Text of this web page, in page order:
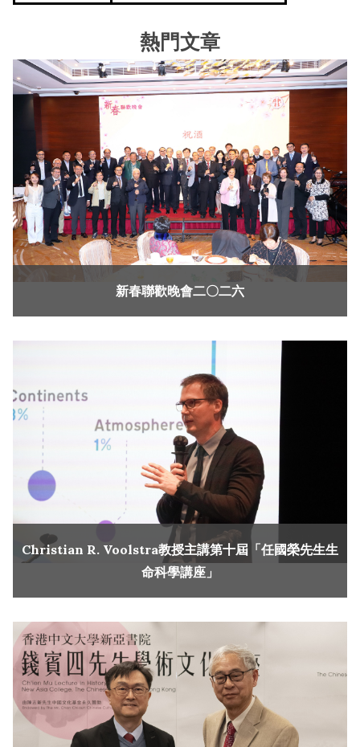
熱門文章
新春聯歡晚會二〇二六
Christian R. Voolstra教授主講第十屆「任國榮先生生
命科學講座」